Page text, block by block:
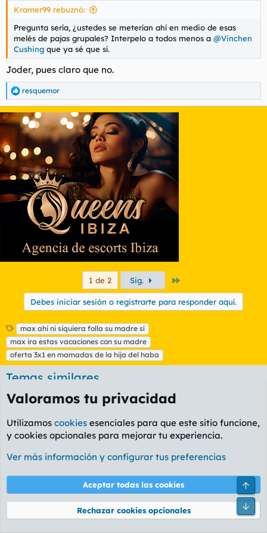
Kramer99 rebuznó:
Pregunta sería, ¿ustedes se meterían ahí en medio de esas
melés de pajas grupales? Interpelo a todos menos a @Vinchen
Cushing que ya sé que sí.
Joder, pues claro que no.
R
e
a
c
o
n
s
resquemor
1 de 2 Sig.
Debes iniciar sesión o registrarte para responder aquí.
E
t
i
q
e
t
a
max ahi ni siquiera folla su madre sí
max ira estas vacaciones con su madre
oferta 3x1 en mamadas de la hija del haba
Temas similares
Grand Prix SUBNORMAL D'Or 2025
Masunos 720 9 Ene 2026
¿Qué pensáis sobre el contenido propio en el
foro y su interpretación pública?
Guardia Oscuro Foro Ocio y Cultura
2 Mar 2026
El hilo del lavado clásico del automóvil
Valoramos tu privacidad
Utilizamos cookies esenciales para que este sitio funcione,
y cookies opcionales para mejorar tu experiencia.
Ver más información y configurar tus preferencias
Aceptar todas las cookies
Rechazar cookies opcionales
Pie